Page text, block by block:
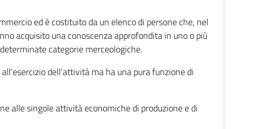
ed è costituito da un elenco di persone che, nel
acquisito una conoscenza approfondita in uno o più
categorie merceologiche.
dell'attività ma ha una pura funzione di
alle singole attività economiche di produzione e di